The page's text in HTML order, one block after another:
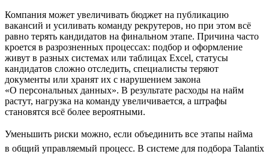
Компания может увеличивать бюджет на публикацию
вакансий и усиливать команду рекрутеров, но при этом всё
равно терять кандидатов на финальном этапе. Причина часто
кроется в разрозненных процессах: подбор и оформление
живут в разных системах или таблицах Excel, статусы
кандидатов сложно отследить, специалисты теряют
документы или хранят их с нарушением закона
«О персональных данных». В результате расходы на найм
растут, нагрузка на команду увеличивается, а штрафы
становятся всё более вероятными.
Уменьшить риски можно, если объединить все этапы найма
в общий управляемый процесс. В системе для подбора Talantix